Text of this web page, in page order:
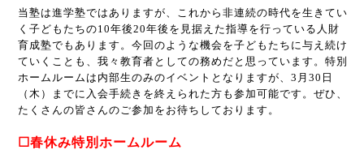
当塾は進学塾ではありますが、これから非連続の時代を生きてい
く子どもたちの10年後20年後を見据えた指導を行っている人財
育成塾でもあります。今回のような機会を子どもたちに与え続け
ていくことも、我々教育者としての務めだと思っています。特別
ホームルームは内部生のみのイベントとなりますが、3月30日
（木）までに入会手続きを終えられた方も参加可能です。ぜひ、
たくさんの皆さんのご参加をお待ちしております。
☐春休み特別ホームルーム